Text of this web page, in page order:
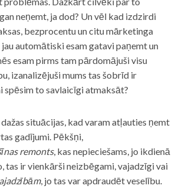
neņemt, ja dod? Un vēl kad izdzirdi
bezprocentu un citu mārketinga
automātiski esam gatavi paņemt un
esam pirms tam pārdomājuši visu
izanalizējuši mums tas šobrīd ir
spēsim to savlaicīgi atmaksāt?
situācijas, kad varam atļauties ņemt
gadījumi. Pēkšņi,
remonts, kas nepieciešams, jo ikdienā
tas ir vienkārši neizbēgami, vajadzīgi vai
, jo tas var apdraudēt veselību.